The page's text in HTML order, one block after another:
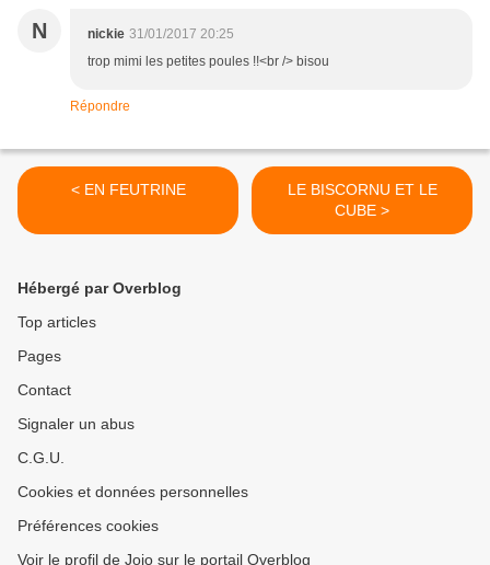
N nickie 31/01/2017 20:25
trop mimi les petites poules !!<br /> bisou
Répondre
< EN FEUTRINE
LE BISCORNU ET LE
CUBE >
Hébergé par Overblog
Top articles
Pages
Contact
Signaler un abus
C.G.U.
Cookies et données personnelles
Préférences cookies
Voir le profil de Jojo sur le portail Overblog